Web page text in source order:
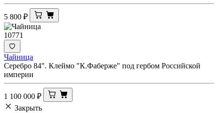
5 800 ₽
10771
Чайница
Серебро 84". Клеймо "К.Фаберже" под гербом Российской
империи
1 100 000 ₽
Закрыть